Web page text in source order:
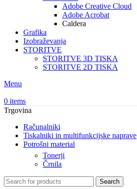
Adobe Creative Cloud
Adobe Acrobat
Caldera
Grafika
Izobraževanja
STORITVE
STORITVE 3D TISKA
STORITVE 2D TISKA
Menu
0 items
Trgovina
Računalniki
Tiskalniki in multifunkcijske naprave
Potrošni material
Tonerji
Črnila
Search